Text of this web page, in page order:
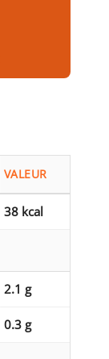
VALEUR
38 kcal
2.1 g
0.3 g